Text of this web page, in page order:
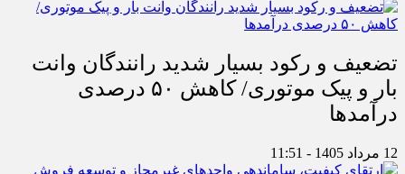
تضعیف و رکود بسیار شدید رانندگان وانت
بار و پیک موتوری/ کاهش ۵۰ درصدی
درآمدها
12 مرداد 1405 - 11:51